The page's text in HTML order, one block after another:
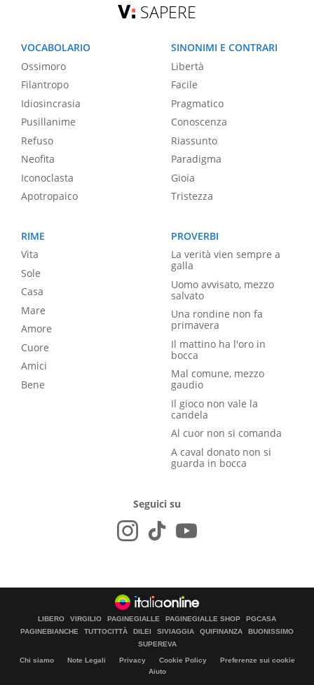
SAPERE
VOCABOLARIO
Ossimoro
Filantropo
Idiosincrasia
Pusillanime
Refuso
Neofita
Iconoclasta
Apotropaico
SINONIMI E CONTRARI
Libertà
Facile
Pragmatico
Conoscenza
Riassunto
Paradigma
Gioia
Tristezza
RIME
Vita
Sole
Casa
Mare
Amore
Cuore
Amici
Bene
PROVERBI
La verità vien sempre a
galla
Uomo avvisato, mezzo
salvato
Una rondine non fa
primavera
Il mattino ha l'oro in
bocca
Mal comune, mezzo
gaudio
Il gioco non vale la
candela
Al cuor non si comanda
A caval donato non si
guarda in bocca
Seguici su
LIBERO VIRGILIO PAGINEGIALLE PAGINEGIALLE SHOP
PGCASA
PAGINEBIANCHE
TUTTOCITTÀ DILEI SIVIAGGIA QUIFINANZA
BUONISSIMO
SUPEREVA
Chi siamo Note Legali Privacy Cookie Policy
Preferenze sui cookie
Aiuto